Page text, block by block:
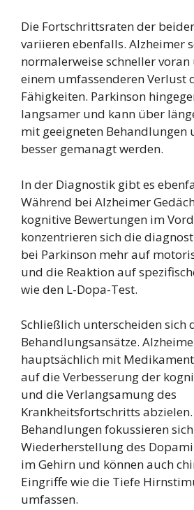
Die Fortschrittsraten der
variieren ebenfalls. Alzheimer
normalerweise schneller
einem umfassenderen Verlust
Fähigkeiten. Parkinson
langsamer und kann über
mit geeigneten Behandlungen
besser gemanagt werden.
In der Diagnostik gibt es
Während bei Alzheimer
kognitive Bewertungen im
konzentrieren sich die
bei Parkinson mehr auf
und die Reaktion auf
wie den L-Dopa-Test.
Schließlich unterscheiden sich
Behandlungsansätze.
hauptsächlich mit
auf die Verbesserung der
und die Verlangsamung des
Krankheitsfortschritts
Behandlungen fokussieren
Wiederherstellung des
im Gehirn und können auch
Eingriffe wie die Tiefe
umfassen.